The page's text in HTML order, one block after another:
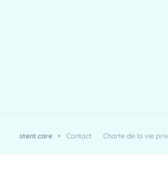
stent.care •Contact Charte de la vie